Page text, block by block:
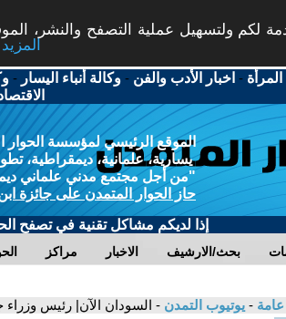
لكم ولتسهيل عملية التصفح والنشر،
More info - المزيد
المرأة - اخبار الأدب والفن -وكالة أنباء اليسار -
الموقع الرئيسي لمؤسسة الحوار
يسارية، علمانية، ديمقراطية،
"من أجل مجتمع مدني علماني
حاز الحوار المتمدن على جائزة
إذا لديكم مشاكل تقنية في تصفح
مراكز الاخبار بحث/الارشيف
عامة - يوتيوب التمدن - السودان الآن| رئيس